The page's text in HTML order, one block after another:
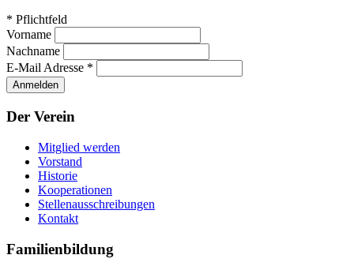
* Pflichtfeld
Vorname
Nachname
E-Mail Adresse *
Der Verein
Mitglied werden
Vorstand
Historie
Kooperationen
Stellenausschreibungen
Kontakt
Familienbildung